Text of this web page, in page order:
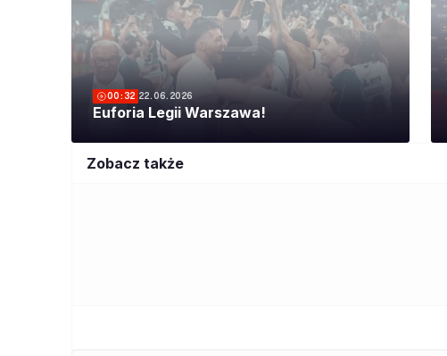
00:32 22.06.2026
Euforia Legii Warszawa!
Zobacz także